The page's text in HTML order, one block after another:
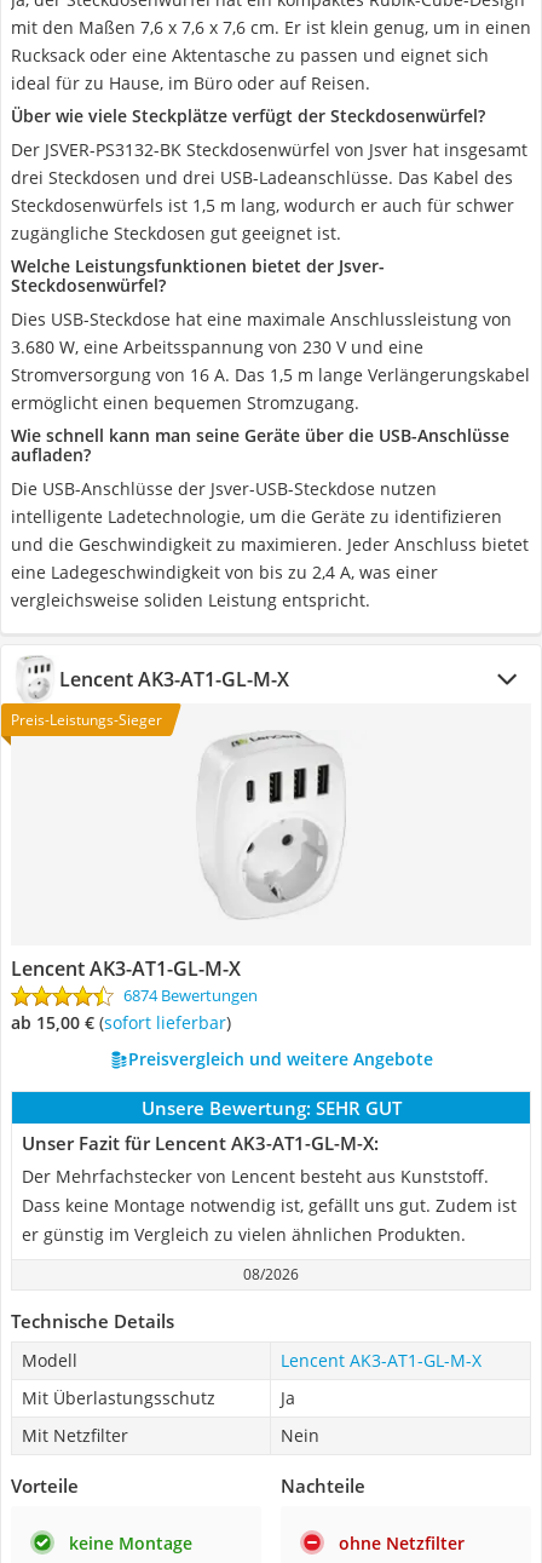
mit den Maßen 7,6 x 7,6 x 7,6 cm. Er ist klein genug, um in einen
Rucksack oder eine Aktentasche zu passen und eignet sich
ideal für zu Hause, im Büro oder auf Reisen.
Über wie viele Steckplätze verfügt der Steckdosenwürfel?
Der JSVER-PS3132-BK Steckdosenwürfel von Jsver hat insgesamt
drei Steckdosen und drei USB-Ladeanschlüsse. Das Kabel des
Steckdosenwürfels ist 1,5 m lang, wodurch er auch für schwer
zugängliche Steckdosen gut geeignet ist.
Welche Leistungsfunktionen bietet der Jsver-
Steckdosenwürfel?
Dies USB-Steckdose hat eine maximale Anschlussleistung von
3.680 W, eine Arbeitsspannung von 230 V und eine
Stromversorgung von 16 A. Das 1,5 m lange Verlängerungskabel
ermöglicht einen bequemen Stromzugang.
Wie schnell kann man seine Geräte über die USB-Anschlüsse
aufladen?
Die USB-Anschlüsse der Jsver-USB-Steckdose nutzen
intelligente Ladetechnologie, um die Geräte zu identifizieren
und die Geschwindigkeit zu maximieren. Jeder Anschluss bietet
eine Ladegeschwindigkeit von bis zu 2,4 A, was einer
vergleichsweise soliden Leistung entspricht.
Lencent AK3-AT1-GL-M-X
Preis-Leistungs-Sieger
Lencent AK3-AT1-GL-M-X
6874 Bewertungen
ab 15,00 € ( Sofort lieferbar)
Preisvergleich und weitere Angebote
Unsere Bewertung: SEHR GUT
Unser Fazit für Lencent AK3-AT1-GL-M-X:
Der Mehrfachstecker von Lencent besteht aus Kunststoff.
Dass keine Montage notwendig ist, gefällt uns gut. Zudem ist
er günstig im Vergleich zu vielen ähnlichen Produkten.
08/2026
Technische Details
Modell
Lencent AK3-AT1-GL-M-X
Mit Überlastungsschutz
Ja
Mit Netzfilter
Nein
Vorteile
keine Montage
Nachteile
ohne Netzfilter